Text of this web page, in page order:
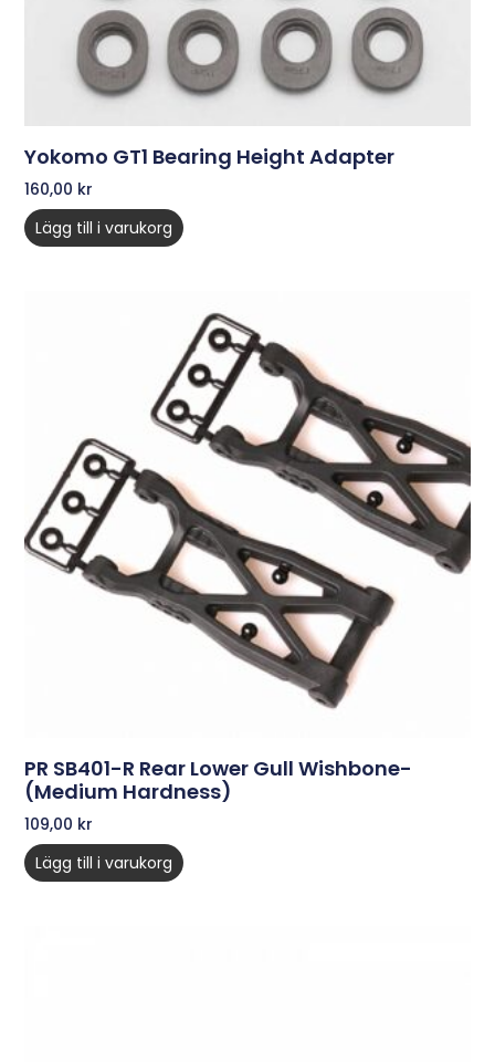
Yokomo GT1 Bearing Height Adapter
160,00 kr
Lägg till i varukorg
PR SB401-R Rear Lower Gull Wishbone-
(medium Hardness)
109,00 kr
Lägg till i varukorg